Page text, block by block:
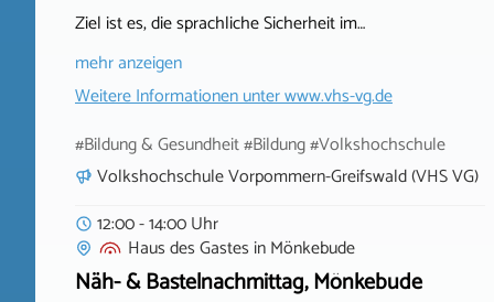
Ziel ist es, die sprachliche Sicherheit im…
mehr anzeigen
Weitere Informationen unterwww.vhs-vg.de
#Bildung & Gesundheit #Bildung #Volkshochschule
Volkshochschule Vorpommern-Greifswald (VHS VG)
12:00 - 14:00 Uhr
Haus des Gastes inMönkebude
Näh- & Bastelnachmittag, Mönkebude